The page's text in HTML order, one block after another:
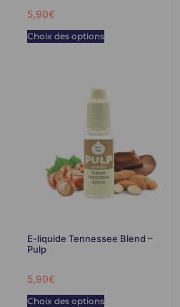
5,90€
Choix des options
E-liquide Tennessee Blend –
Pulp
5,90€
Choix des options